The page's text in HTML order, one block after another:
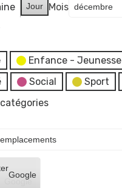
Jour Mois
Enfance - Jeunesse
Social Sport
Google
Google